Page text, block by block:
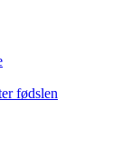
fødslen